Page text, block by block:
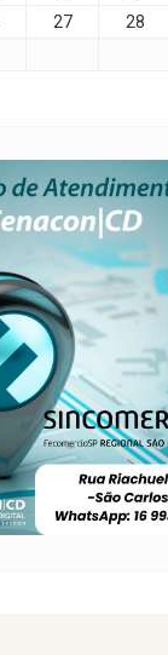
27 28